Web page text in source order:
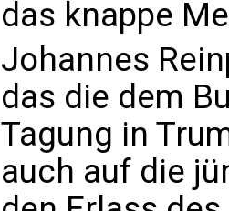
das knappe
Johannes
das die dem
Tagung in
auch auf die